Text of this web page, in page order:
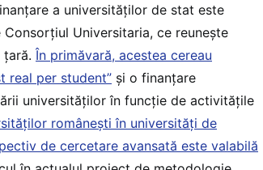
a universităților de stat este
Universitaria, ce reunește
În primăvară, acestea cereau
real per student” și o finanțare
universităților în funcție de activitățile
românești în universități de
de cercetare avansată este valabilă